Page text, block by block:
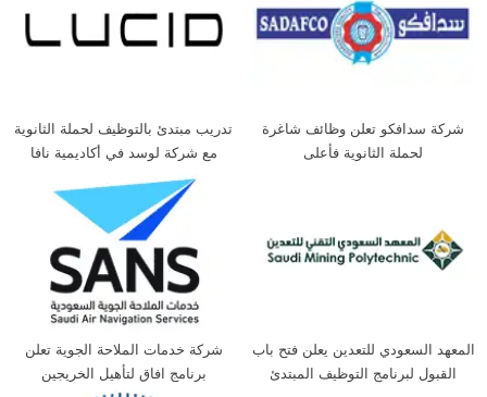
شركة سدافكو تعلن وظائف شاغرة
لحملة الثانوية فأعلى
تدريب مبتدئ بالتوظيف لحملة الثانوية
مع شركة لوسد في أكاديمية نافا
المعهد السعودي للتعدين يعلن فتح باب
القبول لبرنامج التوظيف المبتدئ
شركة خدمات الملاحة الجوية تعلن
برنامج افاق لتأهيل الخريجين